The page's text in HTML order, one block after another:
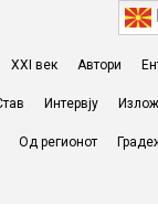
XXI век Автори
Интервју
Од регионот